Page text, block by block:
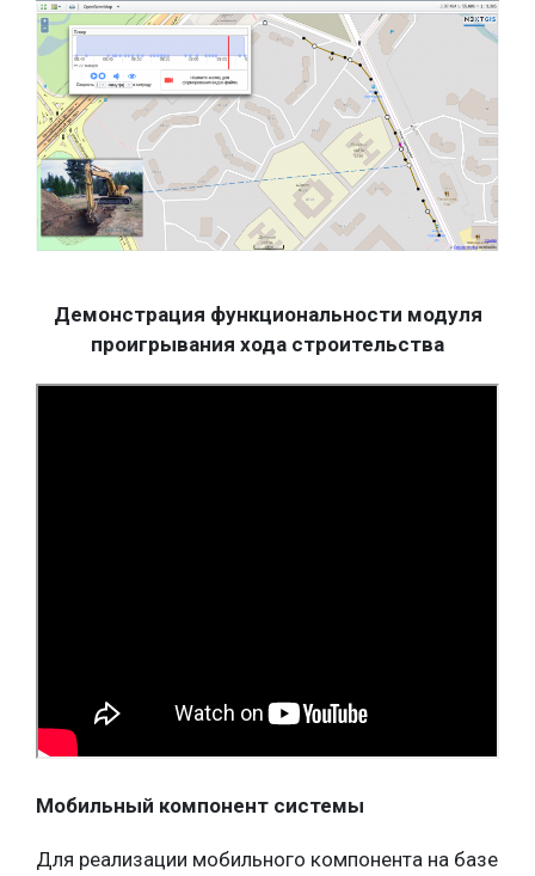
Демонстрация функциональности модуля
проигрывания хода строительства
Мобильный компонент системы
Для реализации мобильного компонента на базе